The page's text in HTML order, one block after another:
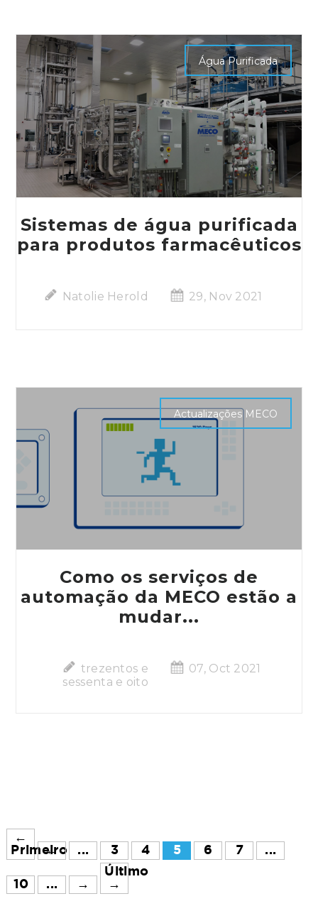
Água Purificada
Sistemas de água purificada
para produtos farmacêuticos
Natolie Herold 29, Nov 2021
Actualizações MECO
Como os serviços de
automação da MECO estão a
mudar...
trezentos e
sessenta e oito
07, Oct 2021
←
Primeiro
← ... 3 4 5 6 7 ...
10 ... →
Último
→